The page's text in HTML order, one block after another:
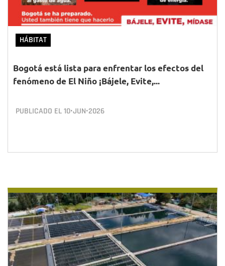
HÁBITAT
Bogotá está lista para enfrentar los efectos del
fenómeno de El Niño ¡Bájele, Evite,...
PUBLICADO EL10•JUN•2026